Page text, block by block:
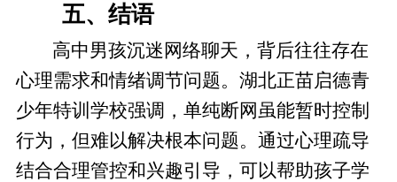
五、结语
高中男孩沉迷网络聊天，背后往往存在
心理需求和情绪调节问题。湖北正苗启德青
少年特训学校强调，单纯断网虽能暂时控制
行为，但难以解决根本问题。通过心理疏导
结合合理管控和兴趣引导，可以帮助孩子学